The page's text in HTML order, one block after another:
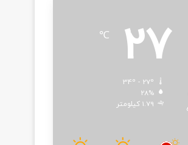
27
℃
28%
1.79 کیلومتر